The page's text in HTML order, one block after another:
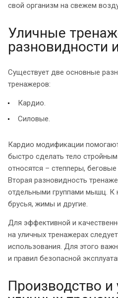
свой организм на свежем
Уличные
разновидности
Существует две основные
тренажеров:
Кардио.
Силовые.
Кардио модификации
быстро сделать тело
относятся – степперы,
Вторая разновидность
отдельными группами мышц. К
брусья, жимы и другие.
Для эффективной и
на уличных тренажерах
использования. Для этого
и правил безопасной
Производство и